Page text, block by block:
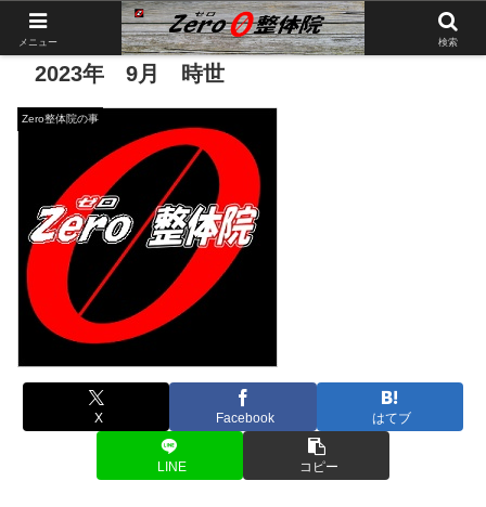
2023年 9月 時世
Zero整体院の事
X Facebook はてブ
LINE コピー
メニュー 検索